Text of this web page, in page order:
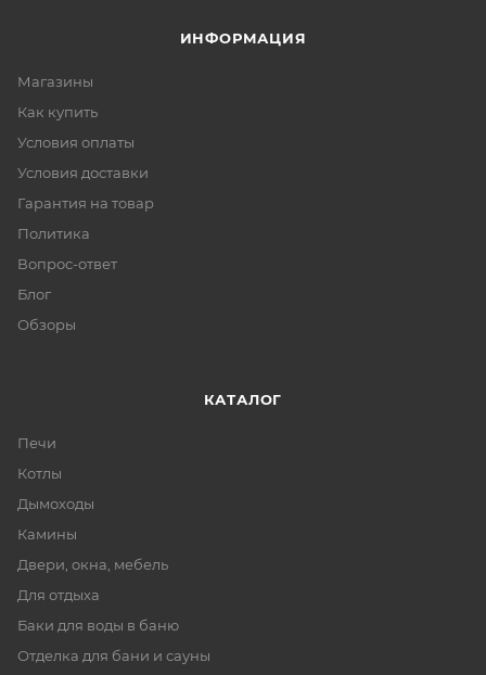
ИНФОРМАЦИЯ
Магазины
Как купить
Условия оплаты
Условия доставки
Гарантия на товар
Политика
Вопрос-ответ
Блог
Обзоры
КАТАЛОГ
Печи
Котлы
Дымоходы
Камины
Двери, окна, мебель
Для отдыха
Баки для воды в баню
Отделка для бани и сауны